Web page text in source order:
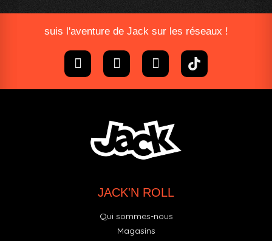
suis l'aventure de Jack sur les réseaux !
JACK'N ROLL
Qui sommes-nous
Magasins